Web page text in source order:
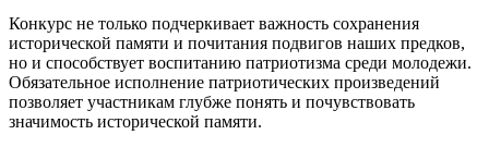
Конкурс не только подчеркивает важность сохранения
исторической памяти и почитания подвигов наших предков,
но и способствует воспитанию патриотизма среди молодежи.
Обязательное исполнение патриотических произведений
позволяет участникам глубже понять и почувствовать
значимость исторической памяти.